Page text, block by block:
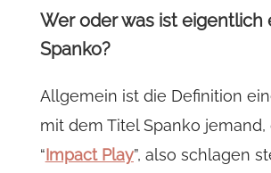
Wer oder was ist eigentlich
Spanko?
Allgemein ist die Definition
mit dem Titel Spanko jemand,
“Impact Play”, also schlagen